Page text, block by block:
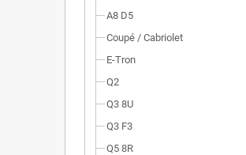
A8 D5
Coupé / Cabriolet
E-Tron
Q2
Q3 8U
Q3 F3
Q5 8R